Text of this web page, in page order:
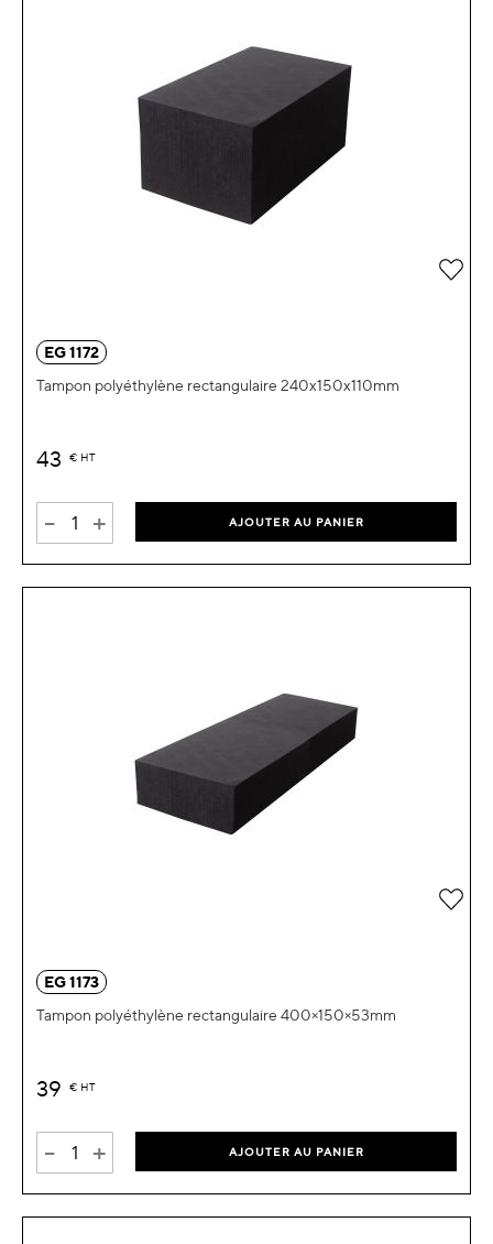
EG 1172
Tampon polyéthylène rectangulaire 240x150x110mm
43 € HT
- + AJOUTER AU PANIER
EG 1173
Tampon polyéthylène rectangulaire 400×150×53mm
39 € HT
- + AJOUTER AU PANIER